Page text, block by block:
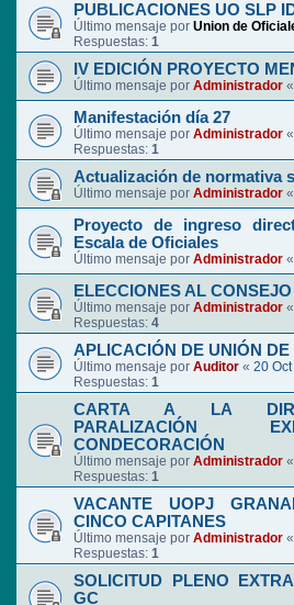
PUBLICACIONES UO SLP
Último mensaje por Union de
Respuestas: 1
IV EDICIÓN PROYECTO
Último mensaje por Administrador «
Manifestación día 27
Último mensaje por Administrador «
Respuestas: 1
Actualización de normativa
Último mensaje por Administrador «
Proyecto de ingreso
Escala de Oficiales
Último mensaje por Administrador «
ELECCIONES AL CONSEJO
Último mensaje por Administrador «
Respuestas: 4
APLICACIÓN DE UNIÓN
Último mensaje por Auditor « 20
Respuestas: 1
CARTA A LA
PARALIZACIÓN
CONDECORACIÓN
Último mensaje por Administrador «
Respuestas: 1
VACANTE UOPJ
CINCO CAPITANES
Último mensaje por Administrador «
Respuestas: 1
SOLICITUD PLENO
GC